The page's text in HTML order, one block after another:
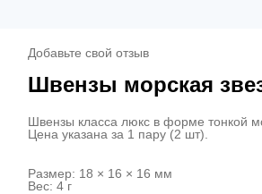
Добавьте свой отзыв
Швензы морская
Швензы класса люкс в форме тонкой
Цена указана за 1 пару (2 шт).
Размер: 18 × 16 × 16 мм
Вес: 4 г